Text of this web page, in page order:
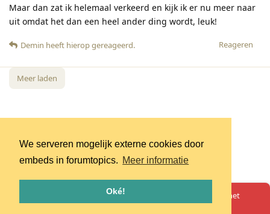
We serveren mogelijk externe cookies door
embeds in forumtopics. Meer informatie
Oké!
Maar dan zat ik helemaal verkeerd en kijk ik er nu meer naar
uit omdat het dan een heel ander ding wordt, leuk!
Reageren
Demin heeft hierop gereageerd.
Meer laden
Oeps! Er is iets misgegaan. Herlaad de pagina en probeer het
opnieuw.